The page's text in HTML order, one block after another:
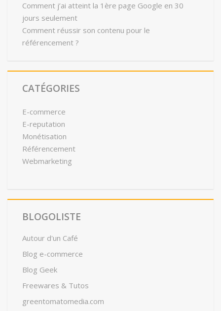
Comment j’ai atteint la 1ère page Google en 30
jours seulement
Comment réussir son contenu pour le
référencement ?
CATÉGORIES
E-commerce
E-reputation
Monétisation
Référencement
Webmarketing
BLOGOLISTE
Autour d'un Café
Blog e-commerce
Blog Geek
Freewares & Tutos
greentomatomedia.com